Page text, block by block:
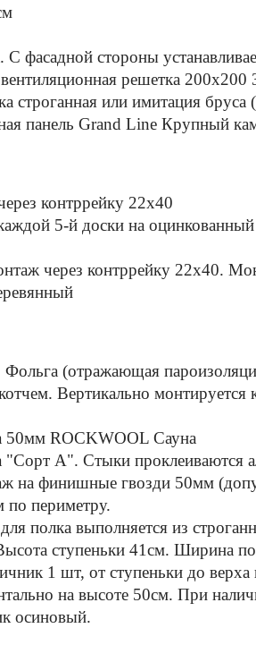
фасадной стороны
решетка
строганная или имитация
панель Grand Line Крупный
контррейку 22х40
5-й доски на
через контррейку 22х40.
(отражающая
Вертикально монтируется
50мм ROCKWOOL Сауна
"Сорт А". Стыки
на финишные гвозди 50мм
по периметру.
полка выполняется из
ступеньки 41см. Ширина
1 шт, от ступеньки до
на высоте 50см. При
осиновый.